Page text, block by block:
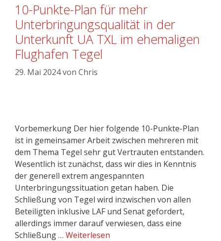
10-Punkte-Plan für mehr
Unterbringungsqualität in der
Unterkunft UA TXL im ehemaligen
Flughafen Tegel
29. Mai 2024von Chris
Vorbemerkung Der hier folgende 10-Punkte-Plan
ist in gemeinsamer Arbeit zwischen mehreren mit
dem Thema Tegel sehr gut Vertrauten entstanden.
Wesentlich ist zunächst, dass wir dies in Kenntnis
der generell extrem angespannten
Unterbringungssituation getan haben. Die
Schließung von Tegel wird inzwischen von allen
Beteiligten inklusive LAF und Senat gefordert,
allerdings immer darauf verwiesen, dass eine
Schließung … Weiterlesen